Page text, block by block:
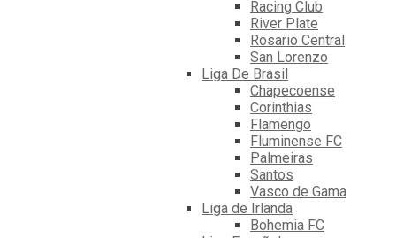
Racing Club
River Plate
Rosario Central
San Lorenzo
Liga De Brasil
Chapecoense
Corinthias
Flamengo
Fluminense FC
Palmeiras
Santos
Vasco de Gama
Liga de Irlanda
Bohemia FC